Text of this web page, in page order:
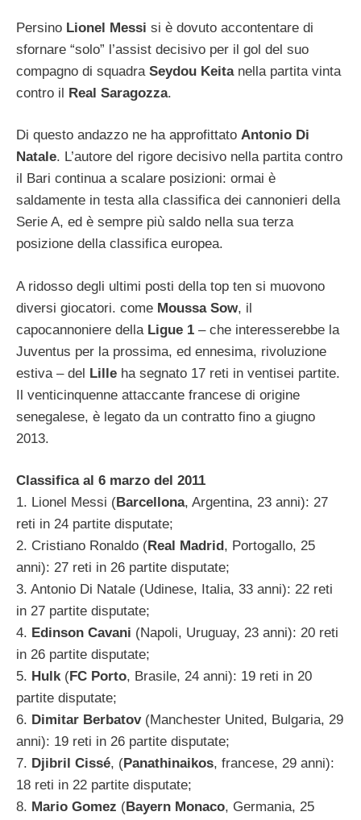
Persino Lionel Messi si è dovuto accontentare di
sfornare “solo” l’assist decisivo per il gol del suo
compagno di squadra Seydou Keitanella partita vinta
contro il Real Saragozza.
Di questo andazzo ne ha approfittato Antonio Di
Natale. L’autore del rigore decisivo nella partita contro
il Bari continua a scalare posizioni: ormai è
saldamente in testa alla classifica dei cannonieri della
Serie A, ed è sempre più saldo nella sua terza
posizione della classifica europea.
A ridosso degli ultimi posti della top ten si muovono
diversi giocatori. come Moussa Sow, il
capocannoniere della Ligue 1 – che interesserebbe la
Juventus per la prossima, ed ennesima, rivoluzione
estiva – del Lille ha segnato 17 reti in ventisei partite.
Il venticinquenne attaccante francese di origine
senegalese, è legato da un contratto fino a giugno
2013.
Classifica al 6 marzo del 2011
1. Lionel Messi (Barcellona, Argentina, 23 anni): 27
reti in 24 partite disputate;
2. Cristiano Ronaldo (Real Madrid, Portogallo, 25
anni): 27 reti in 26 partite disputate;
3. Antonio Di Natale (Udinese, Italia, 33 anni): 22 reti
in 27 partite disputate;
4. Edinson Cavani (Napoli, Uruguay, 23 anni): 20 reti
in 26 partite disputate;
5. Hulk(FC Porto, Brasile, 24 anni): 19 reti in 20
partite disputate;
6. Dimitar Berbatov(Manchester United, Bulgaria, 29
anni): 19 reti in 26 partite disputate;
7. Djibril Cissé, (Panathinaikos, francese, 29 anni):
18 reti in 22 partite disputate;
8. Mario Gomez (Bayern Monaco, Germania, 25